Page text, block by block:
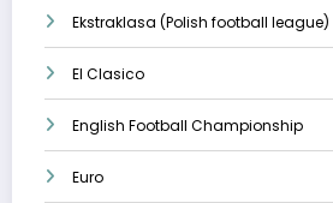
Ekstraklasa (Polish football league)
El Clasico
English Football Championship
Euro